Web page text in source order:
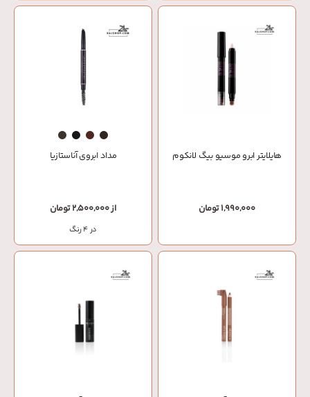
هایلایتر ابرو موسیو بیگ لانکوم
1,990,000 تومان
مداد ابروی آناستازیا
از 2,500,000 تومان
در 4 رنگ